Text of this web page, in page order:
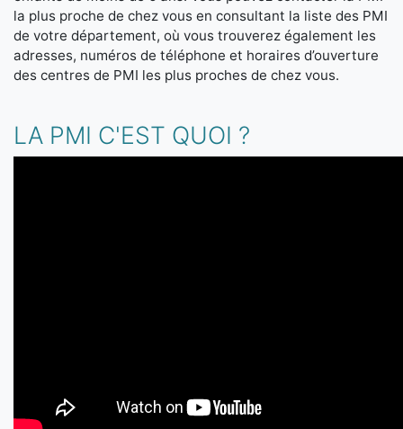
la plus proche de chez vous en consultant la liste des PMI
de votre département, où vous trouverez également les
adresses, numéros de téléphone et horaires d’ouverture
des centres de PMI les plus proches de chez vous.
LA PMI C'EST QUOI ?